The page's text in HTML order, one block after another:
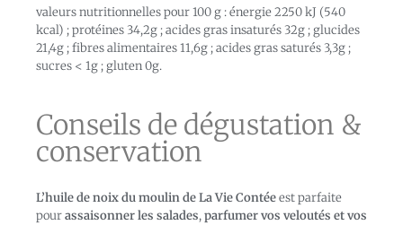
valeurs nutritionnelles pour 100 g : énergie 2250 kJ (540
kcal) ; protéines 34,2g ; acides gras insaturés 32g ; glucides
21,4g ; fibres alimentaires 11,6g ; acides gras saturés 3,3g ;
sucres < 1g ; gluten 0g.
Conseils de dégustation &
conservation
L’huile de noix du moulin de La Vie Contéeest parfaite
pourassaisonner les salades,parfumer vos veloutés et vos